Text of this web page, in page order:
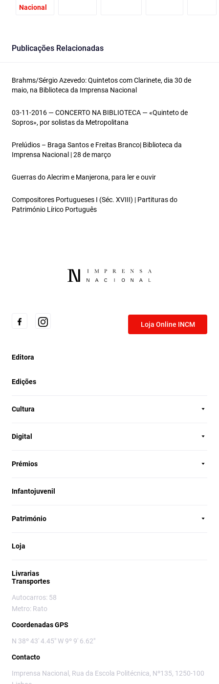
Nacional
Publicações Relacionadas
Brahms/Sérgio Azevedo: Quintetos com Clarinete, dia 30 de
maio, na Biblioteca da Imprensa Nacional
03-11-2016 — CONCERTO NA BIBLIOTECA — «Quinteto de
Sopros», por solistas da Metropolitana
Prelúdios – Braga Santos e Freitas Branco| Biblioteca da
Imprensa Nacional | 28 de março
Guerras do Alecrim e Manjerona, para ler e ouvir
Compositores Portugueses I (Séc. XVIII) | Partituras do
Património Lírico Português
Loja Online INCM
Editora
Edições
Cultura
Digital
Prémios
Infantojuvenil
Património
Loja
Livrarias
Transportes
Autocarros: 58
Metro: Rato
Coordenadas GPS
N 38º 43' 4.45" W 9º 9' 6.62"
Contacto
Imprensa Nacional, Rua da Escola Politécnica, Nº135, 1250-100